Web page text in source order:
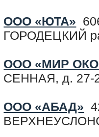
ООО «ЮТА»
ГОРОДЕЦКИЙ
ООО «МИР
СЕННАЯ, д. 27-
ООО «АБАД»